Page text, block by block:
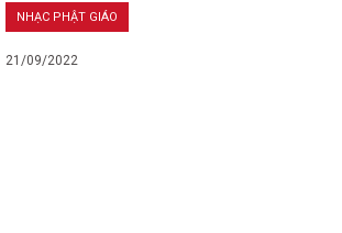
NHẠC PHẬT GIÁO
21/09/2022